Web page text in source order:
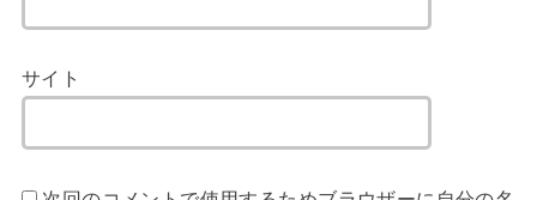
サイト